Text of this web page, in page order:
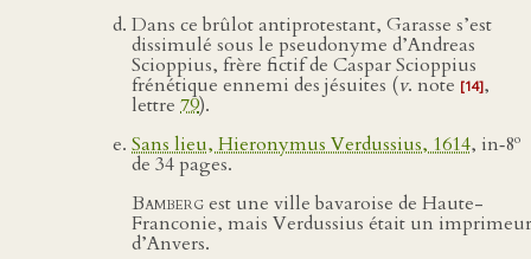
Dans ce brûlot antiprotestant, Garasse s’est
dissimulé sous le pseudonyme d’Andreas
Scioppius, frère fictif de Caspar Scioppius
frénétique ennemi des jésuites (v. note [14],
lettre 79).
Sans lieu, Hieronymus Verdussius, 1614, in‑8o
de 34 pages.
Bambergest une ville bavaroise de Haute-
Franconie, mais Verdussius était un imprimeur
d’Anvers.